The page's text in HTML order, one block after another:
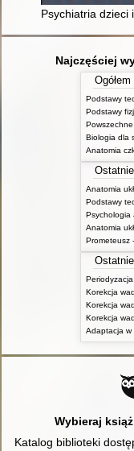
Psychiatria dzieci i
Najczęściej
Ogółem
Podstawy
Biologia dla
Anatomia
Anatomia
Psychologia
Anatomia
Korekcja
Adaptacja w
Wybieraj
Katalog biblioteki